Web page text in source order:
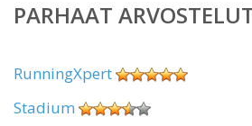
PARHAAT
RunningXpert
Stadium